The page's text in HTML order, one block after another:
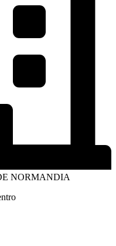
NORMANDIA